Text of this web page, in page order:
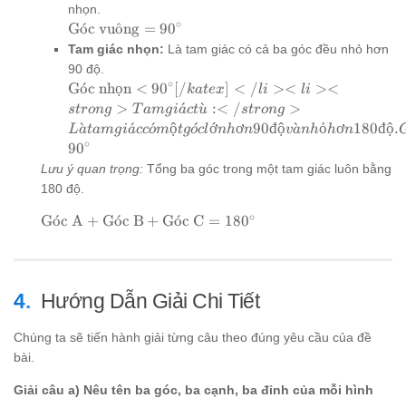
nhọn.
\text{Góc
vuông} =
90^\circ
Go
ˊc vuo
ˆng = 90∘
Tam giác nhọn: Là tam giác có cả ba góc đều nhỏ hơn
90 độ.
\text{Góc nhọn}
<
90^\circ[/katex]
</li> <li>
<strong>Tam
giác tù:
</strong> Là
tam giác có một
góc lớn hơn 90 độ
gọi là góc tù. Hai
góc còn lại là góc
[katex]\text{Góc
Go
ˊc nhọn < 90∘ [/katex] < /li >< li ><
strong > Tamgia
ˊctu
ˋ :< /strong >
La
ˋtamgia
ˊcco
ˊmộtgo
ˊclớnhơn90độva
ˋnhỏhơn180độ.
90∘
Lưu ý quan trọng: Tổng ba góc trong một tam giác luôn bằng
180 độ.
\text{Góc
\text{Góc
C} =
180^\circ
Go
ˊc A + Go
ˊc B + Go
ˊc C = 180∘
Hướng Dẫn Giải Chi Tiết
Chúng ta sẽ tiến hành giải từng câu theo đúng yêu cầu của đề
bài.
Giải câu a) Nêu tên ba góc, ba cạnh, ba đỉnh của mỗi hình